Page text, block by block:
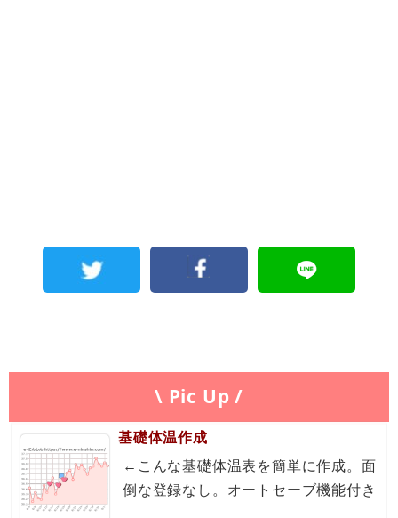
\ Pic Up /
基礎体温作成
←こんな基礎体温表を簡単に作成。面
倒な登録なし。オートセーブ機能付き